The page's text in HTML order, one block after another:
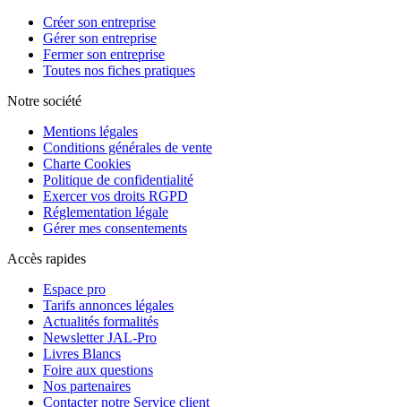
Créer son entreprise
Gérer son entreprise
Fermer son entreprise
Toutes nos fiches pratiques
Notre société
Mentions légales
Conditions générales de vente
Charte Cookies
Politique de confidentialité
Exercer vos droits RGPD
Réglementation légale
Gérer mes consentements
Accès rapides
Espace pro
Tarifs annonces légales
Actualités formalités
Newsletter JAL-Pro
Livres Blancs
Foire aux questions
Nos partenaires
Contacter notre Service client